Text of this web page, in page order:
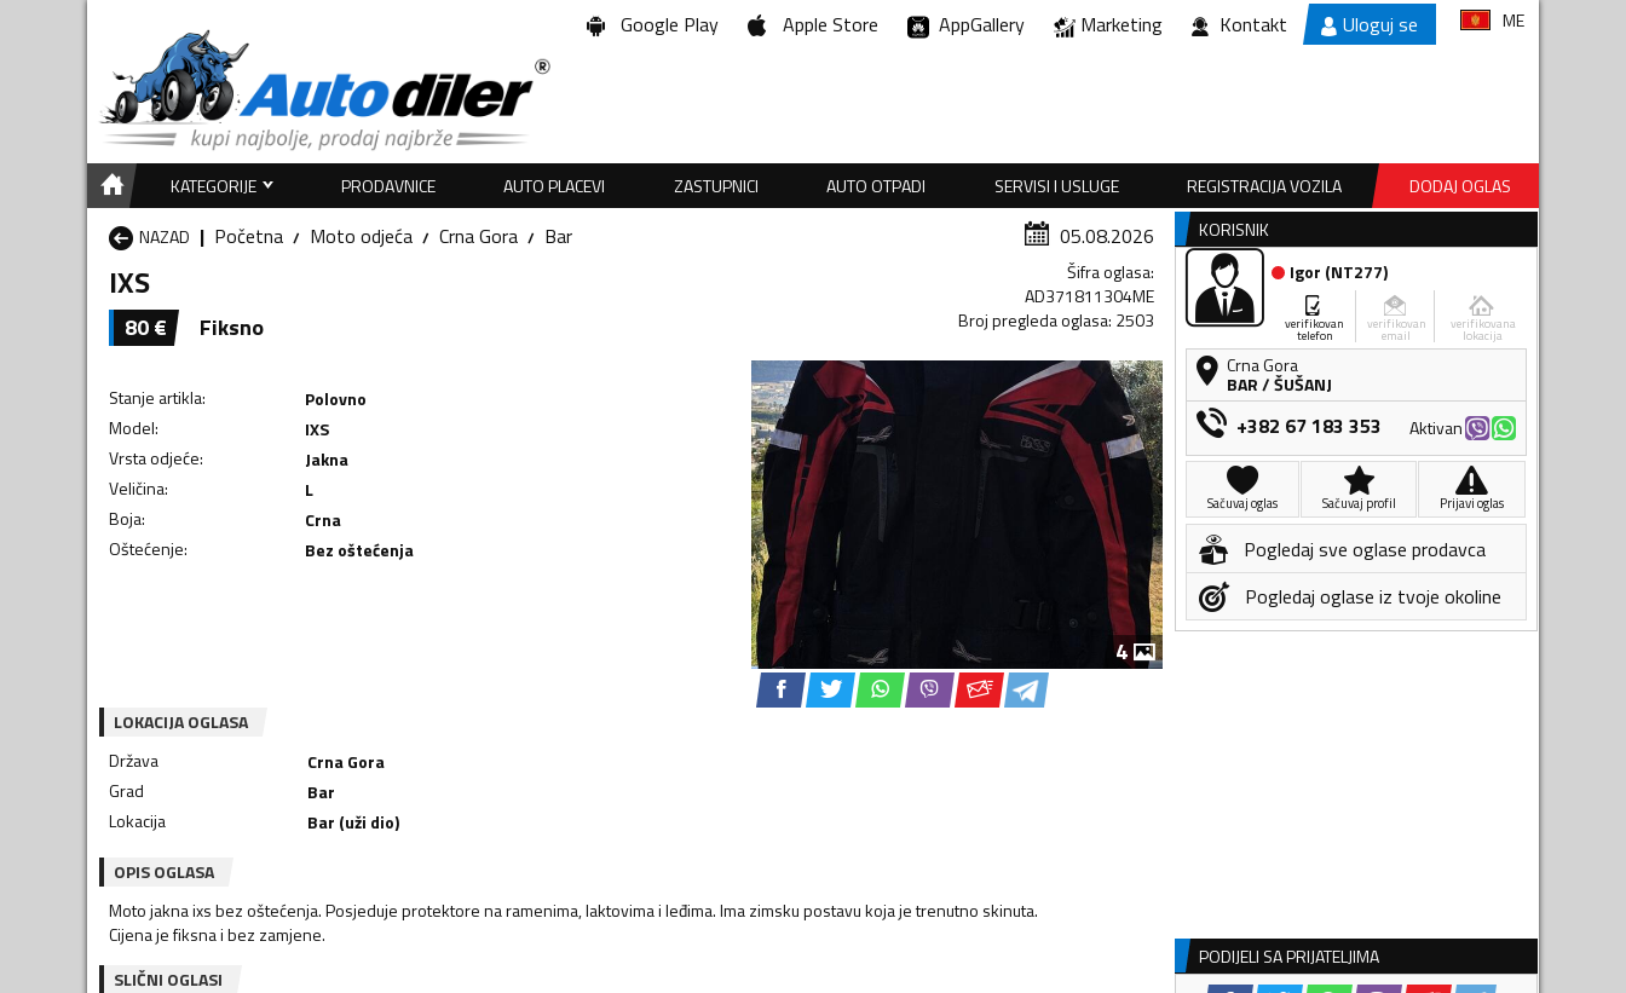
Google Play Apple Store AppGallery Marketing Kontakt Uloguj se ME
KATEGORIJE PRODAVNICE AUTO PLACEVI ZASTUPNICI AUTO OTPADI SERVISI I USLUGE REGISTRACIJA VOZILA
DODAJ OGLAS
NAZAD
Početna Moto odjeća Crna Gora Bar 05.08.2026
IXS
80€ Fiksno
Šifra oglasa:
AD371811304ME
Broj pregleda oglasa: 2503
Stanje artikla:
Polovno
Model:
IXS
Vrsta odjeće:
Jakna
Veličina:
L
Boja:
Crna
Oštećenje: Bez oštećenja
4
LOKACIJA OGLASA
Država
Crna Gora
Grad
Bar
Lokacija
Bar (uži dio)
OPIS OGLASA
Moto jakna ixs bez oštećenja. Posjeduje protektore na ramenima, laktovima i leđima. Ima zimsku postavu koja je trenutno skinuta.
Cijena je fiksna i bez zamjene.
SLIČNI OGLASI
KORISNIK
Igor (NT277)
verifikovan
telefon
verifikovan
email
verifikovana
lokacija
Crna Gora
BAR/ŠUŠANJ
+382 67 183 353 Aktivan
Sačuvaj oglas Sačuvaj profil Prijavi oglas
Pogledaj sve oglase prodavca
Pogledaj oglase iz tvoje okoline
PODIJELI SA PRIJATELJIMA